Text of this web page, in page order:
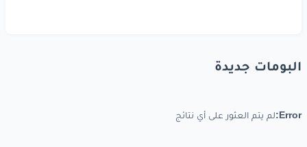
البومات جديدة
Error: لم يتم العثور على أي نتائج